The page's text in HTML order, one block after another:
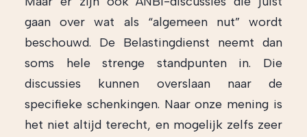
gaan over wat als “algemeen nut” wordt
beschouwd. De Belastingdienst neemt dan
soms hele strenge standpunten in. Die
discussies kunnen overslaan naar de
specifieke schenkingen. Naar onze mening is
het niet altijd terecht, en mogelijk zelfs zeer